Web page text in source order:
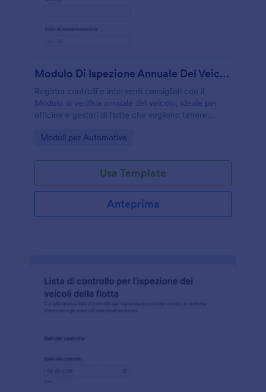
Modulo Di Ispezione Annuale Del Veicolo
Registra controlli e interventi consigliati con il
Modulo di verifica annuale del veicolo, ideale per
officine e gestori di flotte che vogliono tenere
manutenzione con Jotform.
Go to Category:
Moduli per Automotive
Usa Template
Anteprima